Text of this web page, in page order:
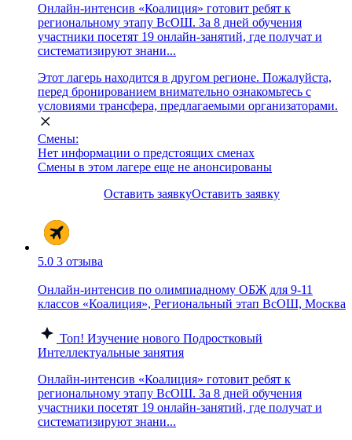
Онлайн-интенсив «Коалиция» готовит ребят к
региональному этапу ВсОШ. За 8 дней обучения
участники посетят 19 онлайн-занятий, где получат и
систематизируют знани...
Этот лагерь находится в другом регионе. Пожалуйста,
перед бронированием внимательно ознакомьтесь с
условиями трансфера, предлагаемыми организаторами.
Смены:
Нет информации о предстоящих сменах
Смены в этом лагере еще не анонсированы
Оставить заявкуОставить заявку
5.0 3 отзыва
Онлайн-интенсив по олимпиадному ОБЖ для 9-11
классов «Коалиция», Региональный этап ВсОШ, Москва
Топ! Изучение нового Подростковый
Интеллектуальные занятия
Онлайн-интенсив «Коалиция» готовит ребят к
региональному этапу ВсОШ. За 8 дней обучения
участники посетят 19 онлайн-занятий, где получат и
систематизируют знани...